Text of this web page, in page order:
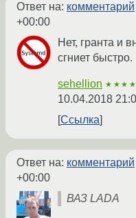
Ответ на: комментарий
+00:00
Нет, гранта и
сгниет быстро.
sehellion
10.04.2018
Ссылка
Ответ на: комментарий
+00:00
ВАЗ LADA